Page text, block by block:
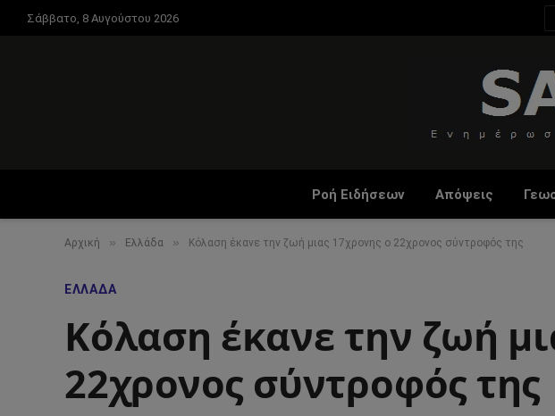
Σάββατο, 8 Αυγούστου 2026
Ροή Ειδήσεων Απόψεις
Αρχική » Ελλάδα » Κόλαση έκανε την ζωή μιας 17χρονης ο 22χρονος σύντροφός της
ΕΛΛΆΔΑ
Κόλαση έκανε την ζωή
22χρονος σύντροφός της